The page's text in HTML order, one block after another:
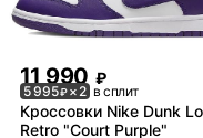
11 990 ₽
5 995₽× 2 в сплит
Кроссовки Nike Dunk
Retro "Court Purple"